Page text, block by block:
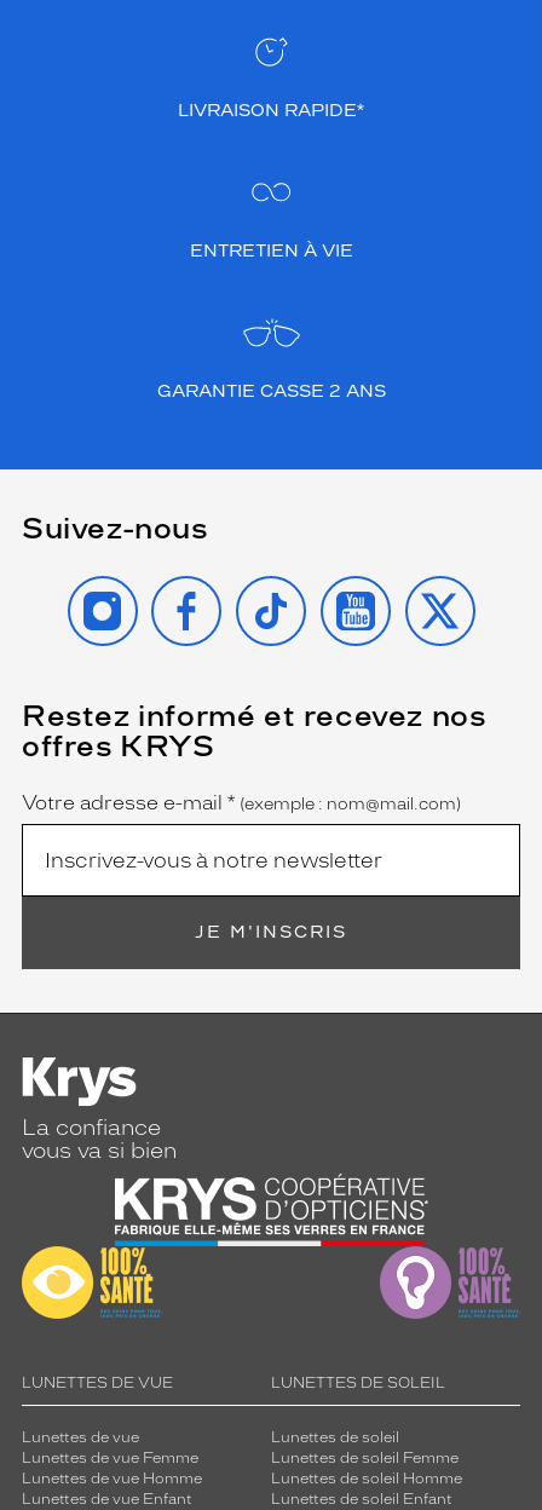
LIVRAISON RAPIDE*
ENTRETIEN À VIE
GARANTIE CASSE 2 ANS
Suivez-nous
INSTAGRAMFACEBOOK
TIKTOK YOUTUBE
X
Restez informé et recevez nos
offres KRYS
Name
Votre adresse e-mail *
(Ce
champ
est
(exemple : nom@mail.com)
JE M'INSCRIS
La confiance
vous va si bien
LUNETTES DE VUE
Lunettes de vue
Lunettes de vue Femme
Lunettes de vue Homme
Lunettes de vue Enfant
LUNETTES DE SOLEIL
Lunettes de soleil
Lunettes de soleil Femme
Lunettes de soleil Homme
Lunettes de soleil Enfant